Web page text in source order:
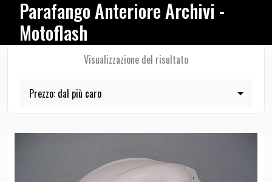
Parafango Anteriore Archivi -
Motoflash
Visualizzazione del risultato